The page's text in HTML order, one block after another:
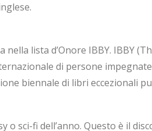
lista d’Onore IBBY. IBBY
di persone
biennale di libri eccezionali
sci-fi dell’anno. Questo è il